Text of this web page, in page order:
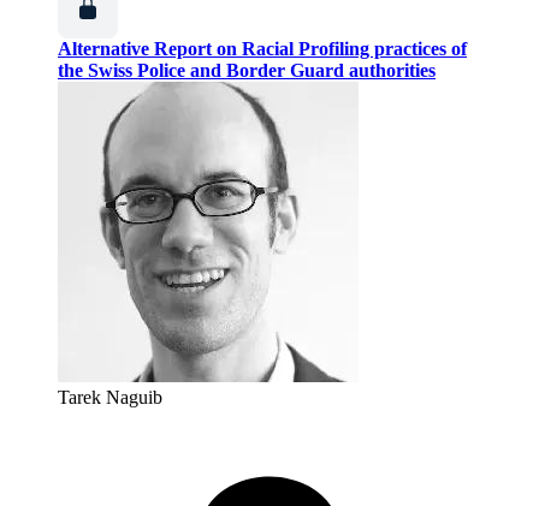
Alternative Report on Racial Profiling practices of
the Swiss Police and Border Guard authorities
Tarek Naguib